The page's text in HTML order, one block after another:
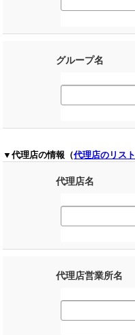
グループ名
▼代理店の情報（代理店のリスト
代理店名
代理店営業所名